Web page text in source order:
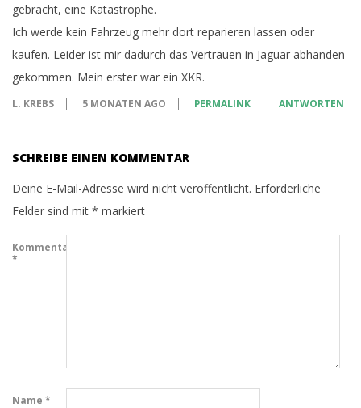
gebracht, eine Katastrophe.
Ich werde kein Fahrzeug mehr dort reparieren lassen oder
kaufen. Leider ist mir dadurch das Vertrauen in Jaguar abhanden
gekommen. Mein erster war ein XKR.
L. KREBS 5 MONATEN AGO PERMALINK ANTWORTEN
SCHREIBE EINEN KOMMENTAR
Deine E-Mail-Adresse wird nicht veröffentlicht. Erforderliche
Felder sind mit * markiert
Kommentar
*
Name *